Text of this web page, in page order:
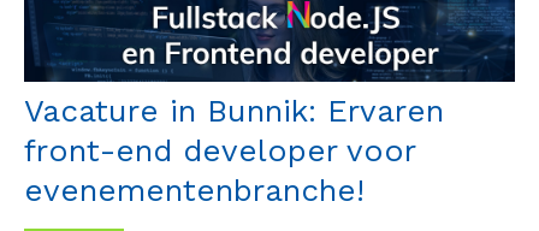
Vacature in Bunnik: Ervaren
front-end developer voor
evenementenbranche!